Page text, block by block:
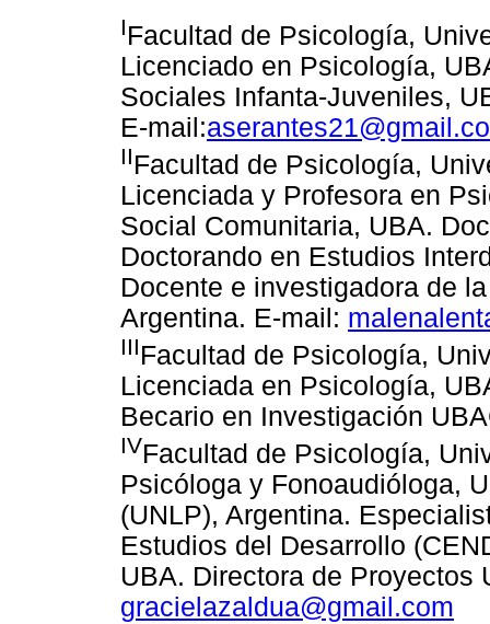
IFacultad de Psicología,
Licenciado en Psicología,
Sociales Infanta-Juveniles,
E-mail:
IIFacultad de Psicología,
Licenciada y Profesora en
Social Comunitaria, UBA.
Doctorando en Estudios
Docente e investigadora de
Argentina. E-mail:
IIIFacultad de Psicología,
Licenciada en Psicología,
Becario en Investigación
IVFacultad de Psicología,
Psicóloga y Fonoaudióloga,
(UNLP), Argentina.
Estudios del Desarrollo
UBA. Directora de Proyectos
gracielazaldua@gmail.com